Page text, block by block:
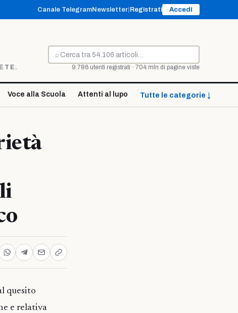
Canale TelegramNewsletter Registrati Accedi
⌕
Cerca
9.786 utenti registrati · 704 mln di pagine viste
Voce alla Scuola Attenti al lupo Tutte le categorie ↓
quesito
e relativa